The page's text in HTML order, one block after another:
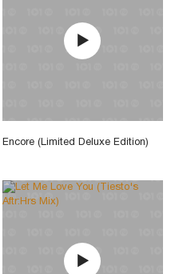
Encore (Limited Deluxe Edition)